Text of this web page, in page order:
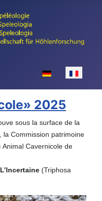
Sélectionnez
2025
sous la surface de la
Commission patrimoine
Cavernicole de
L’Incertaine (Triphosa